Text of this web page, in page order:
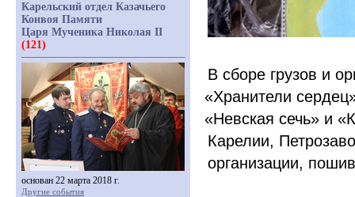
В сборе грузов и
«Хранители
«Невская сечь» и
Карелии,
организации,
Карельский отдел Казачьего
Конвоя Памяти
Царя Мученика Николая II
(121)
основан 22 марта 2018 г.
Другие события